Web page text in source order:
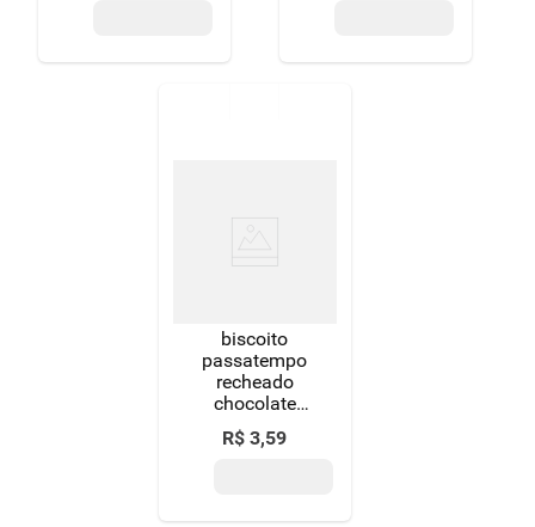
biscoito
passatempo
recheado
chocolate
130g
R$ 3,59